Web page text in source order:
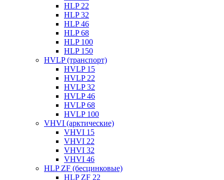
HLP 22
HLP 32
HLP 46
HLP 68
HLP 100
HLP 150
HVLP (транспорт)
HVLP 15
HVLP 22
HVLP 32
HVLP 46
HVLP 68
HVLP 100
VHVI (арктические)
VHVI 15
VHVI 22
VHVI 32
VHVI 46
HLP ZF (бесцинковые)
HLP ZF 22